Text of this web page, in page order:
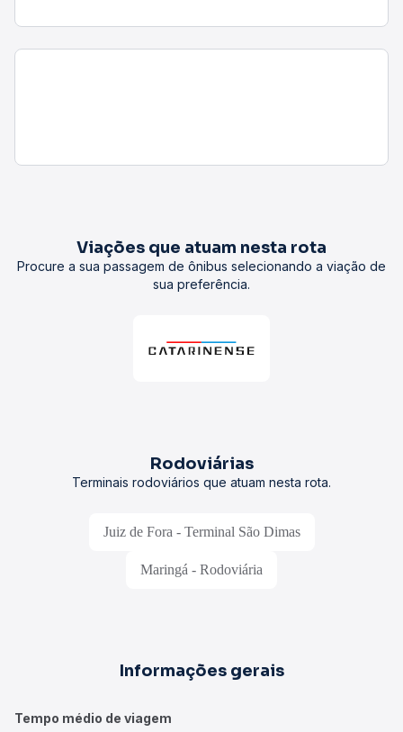
Viações que atuam nesta rota
Procure a sua passagem de ônibus selecionando a viação de
sua preferência.
Rodoviárias
Terminais rodoviários que atuam nesta rota.
Juiz de Fora - Terminal São Dimas
Maringá - Rodoviária
Informações gerais
Tempo médio de viagem